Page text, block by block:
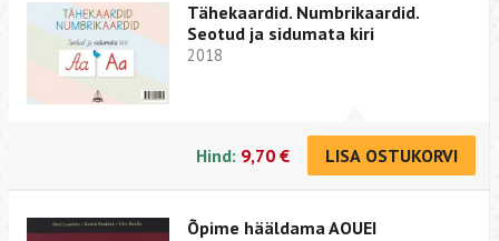
Tähekaardid. Numbrikaardid.
Seotud ja sidumata kiri
2018
Hind: 9,70 € LISA OSTUKORVI
Õpime hääldama AOUEI